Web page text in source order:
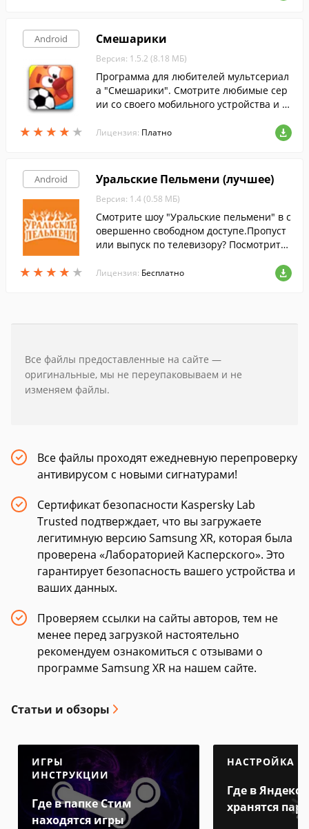
Android
★ ★ ★ ★ ★
★ ★ ★ ★ ★
Смешарики
Версия: 1.5.2 (8.18 МБ)
Программа для любителей мультсериал
а "Смешарики". Смотрите любимые сер
ии со своего мобильного устройства и з
вившихся вам персонажей.
Лицензия: Платно
Android
★ ★ ★ ★ ★
★ ★ ★ ★ ★
Уральские Пельмени (лучшее)
Версия: 1.4 (0.58 МБ)
Смотрите шоу "Уральские пельмени" в с
овершенно свободном доступе.Пропуст
или выпуск по телевизору? Посмотрите
Лицензия: Бесплатно
Все файлы предоставленные на сайте —
оригинальные, мы не переупаковываем и не
изменяем файлы.
Все файлы проходят ежедневную перепроверку
антивирусом с новыми сигнатурами!
Сертификат безопасности Kaspersky Lab
Trusted подтверждает, что вы загружаете
легитимную версию Samsung XR, которая была
проверена «Лабораторией Касперского». Это
гарантирует безопасность вашего устройства и
ваших данных.
Проверяем ссылки на сайты авторов, тем не
менее перед загрузкой настоятельно
рекомендуем ознакомиться с отзывами о
программе Samsung XR на нашем сайте.
Статьи и обзоры
ИГРЫ
ИНСТРУКЦИИ
Где в папке Стим
находятся игры
НАСТРОЙКА
Где в Яндекс
хранятся